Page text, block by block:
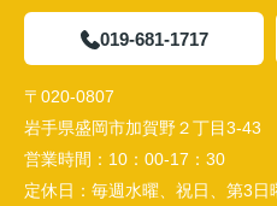
019-681-1717
〒020-0807
岩手県盛岡市加賀野２丁目3-43
営業時間： 10：00-17：30
定休日： 毎週水曜、祝日、第3日